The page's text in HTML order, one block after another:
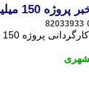
+ عکس
82033933